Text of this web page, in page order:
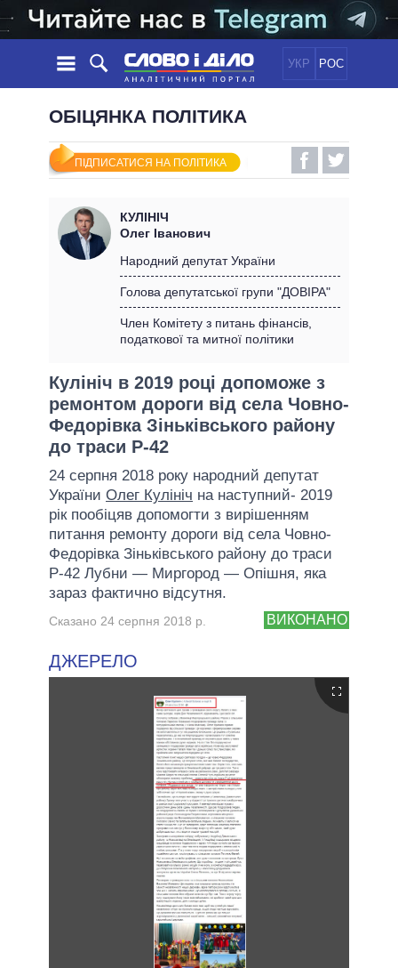
УКР РОС
НОВИНИ
СТРІЧКА
ПОДІЇ
СТАТТІ
ДУМКИ
ОГЛЯДИ
ДАЙДЖЕСТИ
ПОЛІТИКА
ЕКОНОМІКА
ОБIЦЯНКИ
УСІ ПОЛІТИКИ
ПРЕЗИДЕНТ І ОФІС
КАБІНЕТ МІНІСТРІВ
ГОЛОВИ ОБЛАДМІНІСТРАЦІЙ
ВСІ ПЕРСОНИ
ІНФОГРАФІКА
ВІДЕО
ПІДТРИМАТИ
ПОРІВНЯННЯ ПОЛІТИКІВ
ОБІЦЯНКА ПОЛІТИКА
ПІДПИСАТИСЯ НА ПОЛІТИКА
КУЛІНІЧ
Олег Іванович
Народний депутат України
Голова депутатської групи "ДОВІРА"
Член Комітету з питань фінансів,
податкової та митної політики
Кулініч в 2019 році допоможе з
ремонтом дороги від села Човно-
Федорівка Зіньківського району
до траси Р-42
24 серпня 2018 року народний депутат
України Олег Кулініч на наступний- 2019
рік пообіцяв допомогти з вирішенням
питання ремонту дороги від села Човно-
Федорівка Зіньківського району до траси
Р-42 Лубни — Миргород — Опішня, яка
зараз фактично відсутня.
ВИКОНАНО
Сказано 24 серпня 2018 р.
ДЖЕРЕЛО